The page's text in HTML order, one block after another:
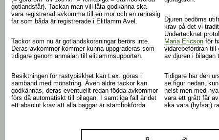
gotlandsfår). Tackan man vill låta godkänna ska
vara registrerad avkomma till en mor och en renrasig
far som båda är registrerade i Elitlamm Avel.
Tackor som nu är gotlandskorsningar berörs inte.
Deras avkommor kommer kunna uppgraderas som
tidigare genom anmälan till elitlammsupporten.
Besiktningen för rastypiskhet kan t.ex. göras i
samband med mönstring. Även äldre tackor kan
godkännas, deras eventuellt redan födda avkommor
förs då automatiskt till bilagan. I samtliga fall är det
ett absolut krav att alla baggar är stambokförda.
Djuren bedöms
krav på det vi
Undertecknat
Maria Ericson för
vidarebefordran till
av djuren i bilagan
Tidigare har den
se figur nedan,
helst men med
vara ett grått får
ska vara (hyfsat)